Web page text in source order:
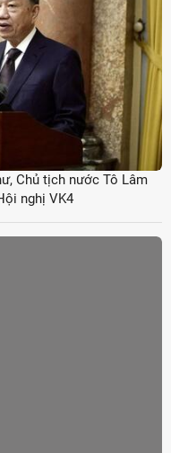
Chủ tịch nước Tô Lâm
nghị VK4